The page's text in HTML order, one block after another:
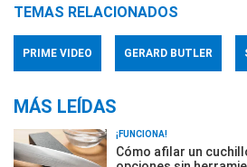
TEMAS RELACIONADOS
PRIME VIDEO GERARD BUTLER
MÁS LEÍDAS
¡FUNCIONA!
Cómo afilar un